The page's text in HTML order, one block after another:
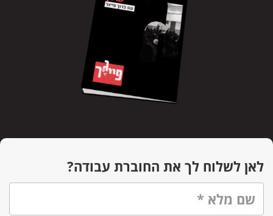
לאן לשלוח לך את החוברת עבודה?
שם מלא *